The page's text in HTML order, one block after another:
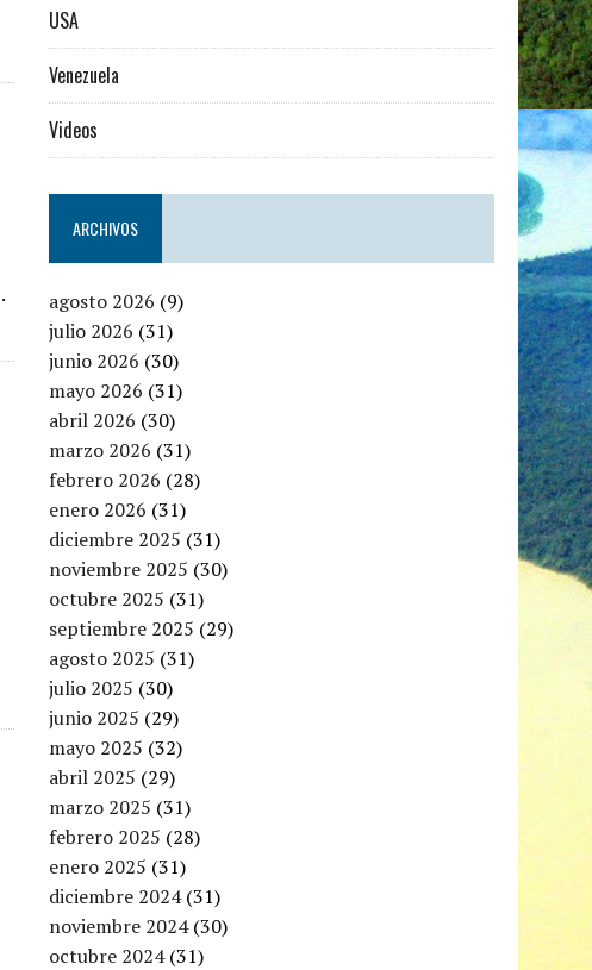
.
USA
Venezuela
Videos
ARCHIVOS
agosto 2026 (9)
julio 2026 (31)
junio 2026 (30)
mayo 2026 (31)
abril 2026 (30)
marzo 2026 (31)
febrero 2026 (28)
enero 2026 (31)
diciembre 2025 (31)
noviembre 2025 (30)
octubre 2025 (31)
septiembre 2025 (29)
agosto 2025 (31)
julio 2025 (30)
junio 2025 (29)
mayo 2025 (32)
abril 2025 (29)
marzo 2025 (31)
febrero 2025 (28)
enero 2025 (31)
diciembre 2024(31)
noviembre 2024(30)
octubre 2024(31)